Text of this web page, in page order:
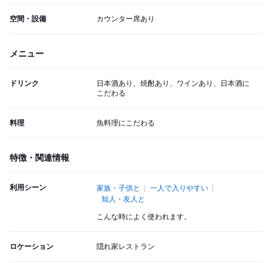
空間・設備 カウンター席あり
メニュー
ドリンク
日本酒あり、焼酎あり、ワインあり、日本酒に
こだわる
料理 魚料理にこだわる
特徴・関連情報
利用シーン 家族・子供と
一人で入りやすい
知人・友人と
こんな時によく使われます。
ロケーション 隠れ家レストラン